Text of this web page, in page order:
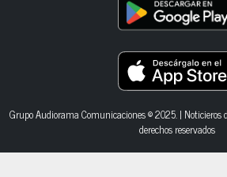
Grupo Audiorama Comunicaciones © 2025. | Noticieros
derechos reservados